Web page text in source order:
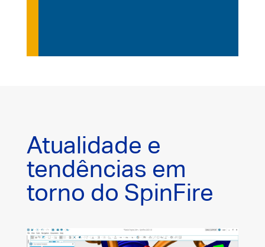
Atualidade e
tendências em
torno do SpinFire